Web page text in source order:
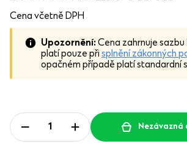
Cena včetně DPH
Upozornění: Cena zahrnuje sazbu
platí pouze při splnění zákonných
opačném případě platí standardní
Nezávazná